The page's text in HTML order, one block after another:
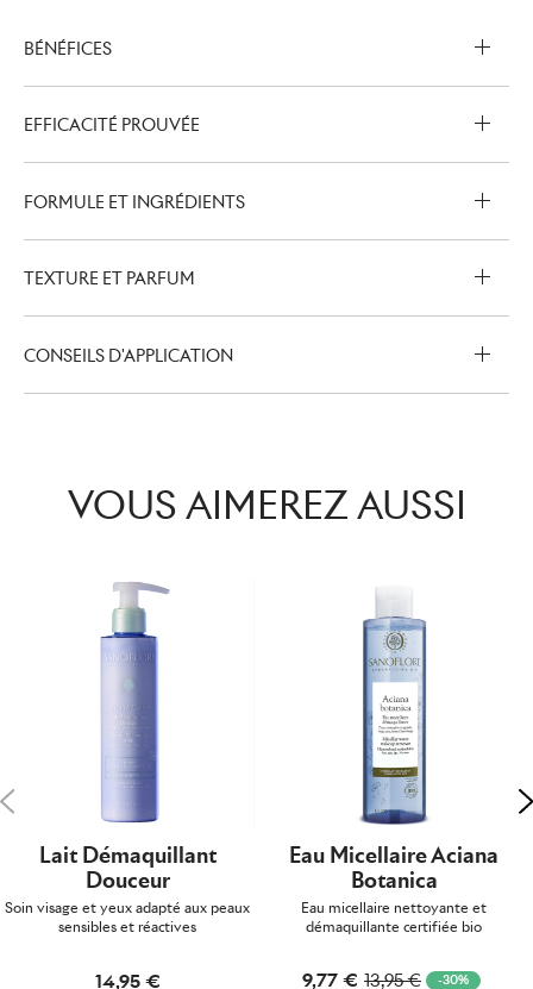
BÉNÉFICES
EFFICACITÉ PROUVÉE
FORMULE ET INGRÉDIENTS
TEXTURE ET PARFUM
CONSEILS D'APPLICATION
VOUS AIMEREZ AUSSI
Précédent
Lait Démaquillant
Douceur
Soin visage et yeux adapté aux peaux
sensibles et réactives
14,95 €
Eau Micellaire Aciana
Botanica
Eau micellaire nettoyante et
démaquillante certifiée bio
9,77 € 13,95 € -30%